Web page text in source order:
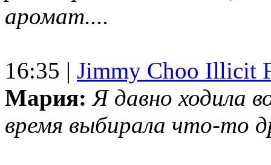
аромат....
16:35 | Jimmy Choo Illicit
Мария: Я давно ходила
время выбирала что-то